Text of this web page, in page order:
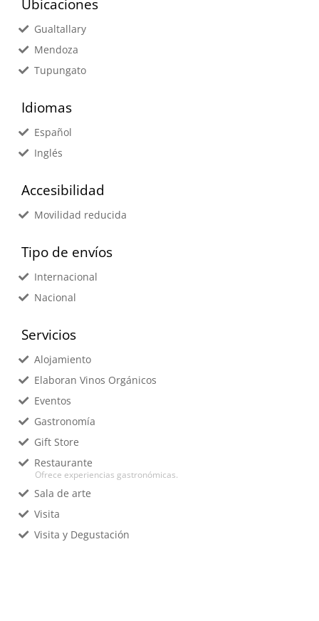
Gualtallary
Mendoza
Tupungato
Idiomas
Español
Inglés
Accesibilidad
Movilidad reducida
Tipo de envíos
Internacional
Nacional
Servicios
Alojamiento
Elaboran Vinos Orgánicos
Eventos
Gastronomía
Gift Store
Restaurante
Ofrece experiencias gastronómicas.
Sala de arte
Visita
Visita y Degustación